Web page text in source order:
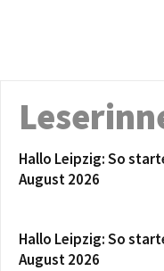
Hallo Leipzig: So
August 2026
Hallo Leipzig: So
August 2026